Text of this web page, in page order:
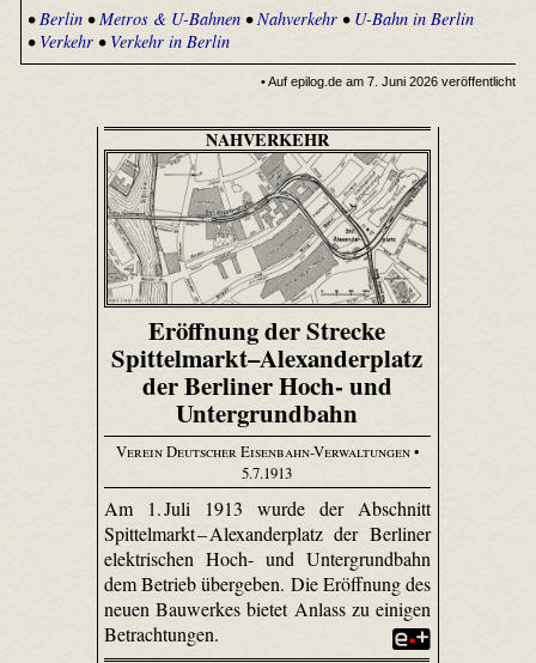
• Berlin•Metros & U-Bahnen•Nahverkehr• U-Bahn in Berlin
• Verkehr• Verkehr in Berlin
• Auf epilog.de am 7. Juni 2026 veröffentlicht
NAHVERKEHR
Eröffnung der Strecke
Spittelmarkt–Alexanderplatz
der Berliner Hoch- und
Untergrundbahn
Verein Deutscher Eisenbahn-Verwaltungen•
5.7.1913
Am 1. Juli 1913 wurde der Abschnitt
Spittel­markt – Alexander­platz der Berliner
elektrischen Hoch- und Untergrundbahn
dem Betrieb übergeben. Die Eröffnung des
neuen Bauwerkes bietet Anlass zu einigen
Betrachtungen.